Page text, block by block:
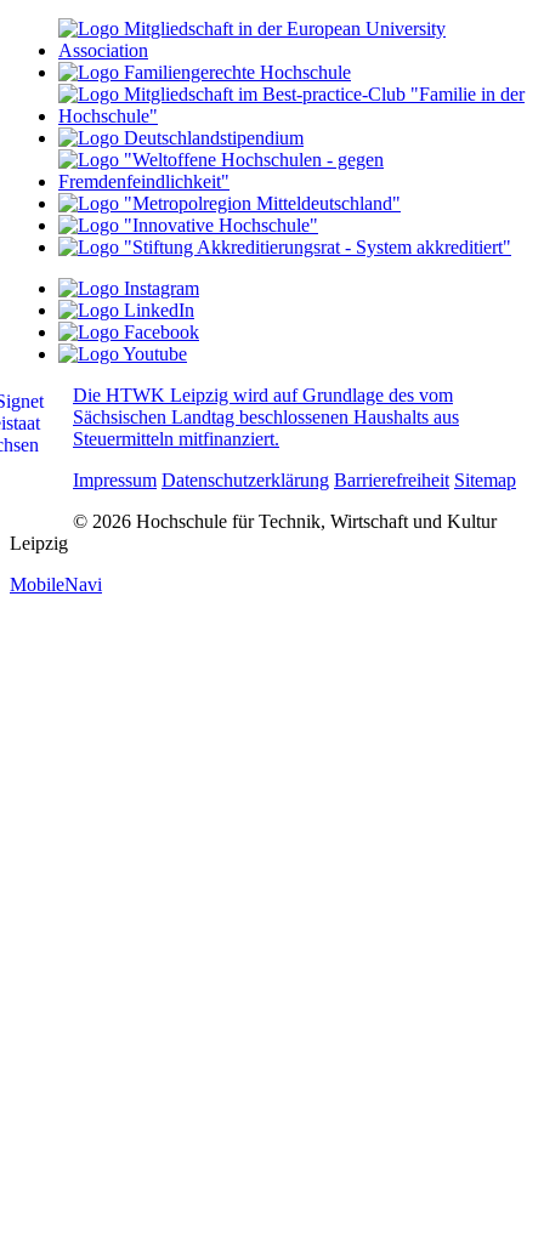
Die HTWK Leipzig wird auf Grundlage des vom
Sächsischen Landtag beschlossenen Haushalts aus
Steuermitteln mitfinanziert.
Impressum Datenschutzerklärung Barrierefreiheit Sitemap
© 2026 Hochschule für Technik, Wirtschaft und Kultur
Leipzig
MobileNavi